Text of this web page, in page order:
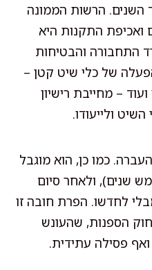
השנים. הרשות הממונה
ואכיפת התקנות היא
התחבורה והבטיחות
של כלי שיט קטן –
– מחייבת רישיון
ולייעודו.
כמו כן, הוא מוגבל
שנים), ולאחר סיום
לחדשו. הפרת חובה זו
הספנות, שהעונש
פסילה עתידית.